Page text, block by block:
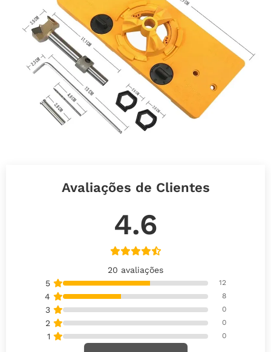
Avaliações de Clientes
4.6
20 avaliações
5
12
4 8
3 0
2 0
1 0